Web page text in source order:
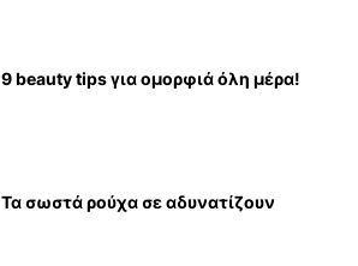
9 beauty tips για ομορφιά όλη μέρα!
Τα σωστά ρούχα σε αδυνατίζουν